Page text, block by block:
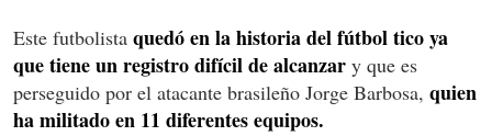
Este futbolista quedó en la historia del fútbol tico ya
que tiene un registro difícil de alcanzar y que es
perseguido por el atacante brasileño Jorge Barbosa, quien
ha militado en 11 diferentes equipos.